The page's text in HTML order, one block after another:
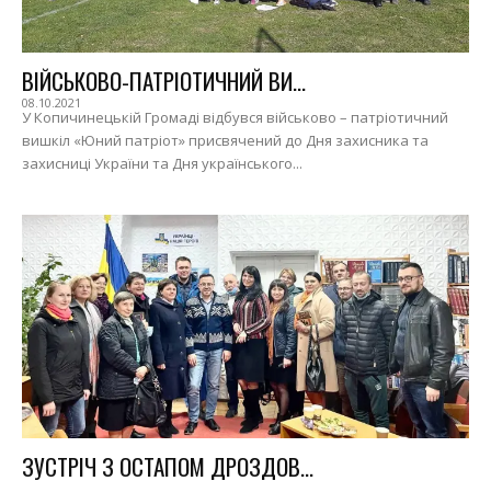
ВІЙСЬКОВО-ПАТРІОТИЧНИЙ ВИ...
08.10.2021
У Копичинецькій Громаді відбувся військово – патріотичний
вишкіл «Юний патріот» присвячений до Дня захисника та
захисниці України та Дня українського...
ЗУСТРІЧ З ОСТАПОМ ДРОЗДОВ...